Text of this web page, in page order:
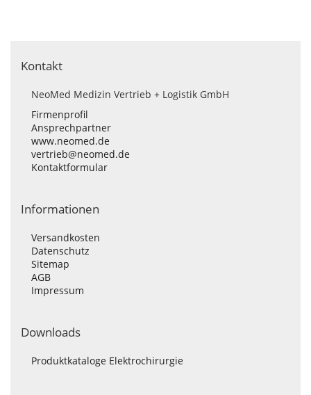
Kontakt
NeoMed Medizin Vertrieb + Logistik GmbH
Firmenprofil
Ansprechpartner
www.neomed.de
vertrieb@neomed.de
Kontaktformular
Informationen
Versandkosten
Datenschutz
Sitemap
AGB
Impressum
Downloads
Produktkataloge Elektrochirurgie